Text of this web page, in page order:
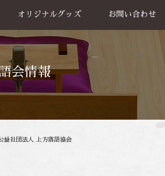
オリジナルグッズ
グッズ販売
お買い物方法
お問い合わせ
会情報
社団法人 上方落語協会